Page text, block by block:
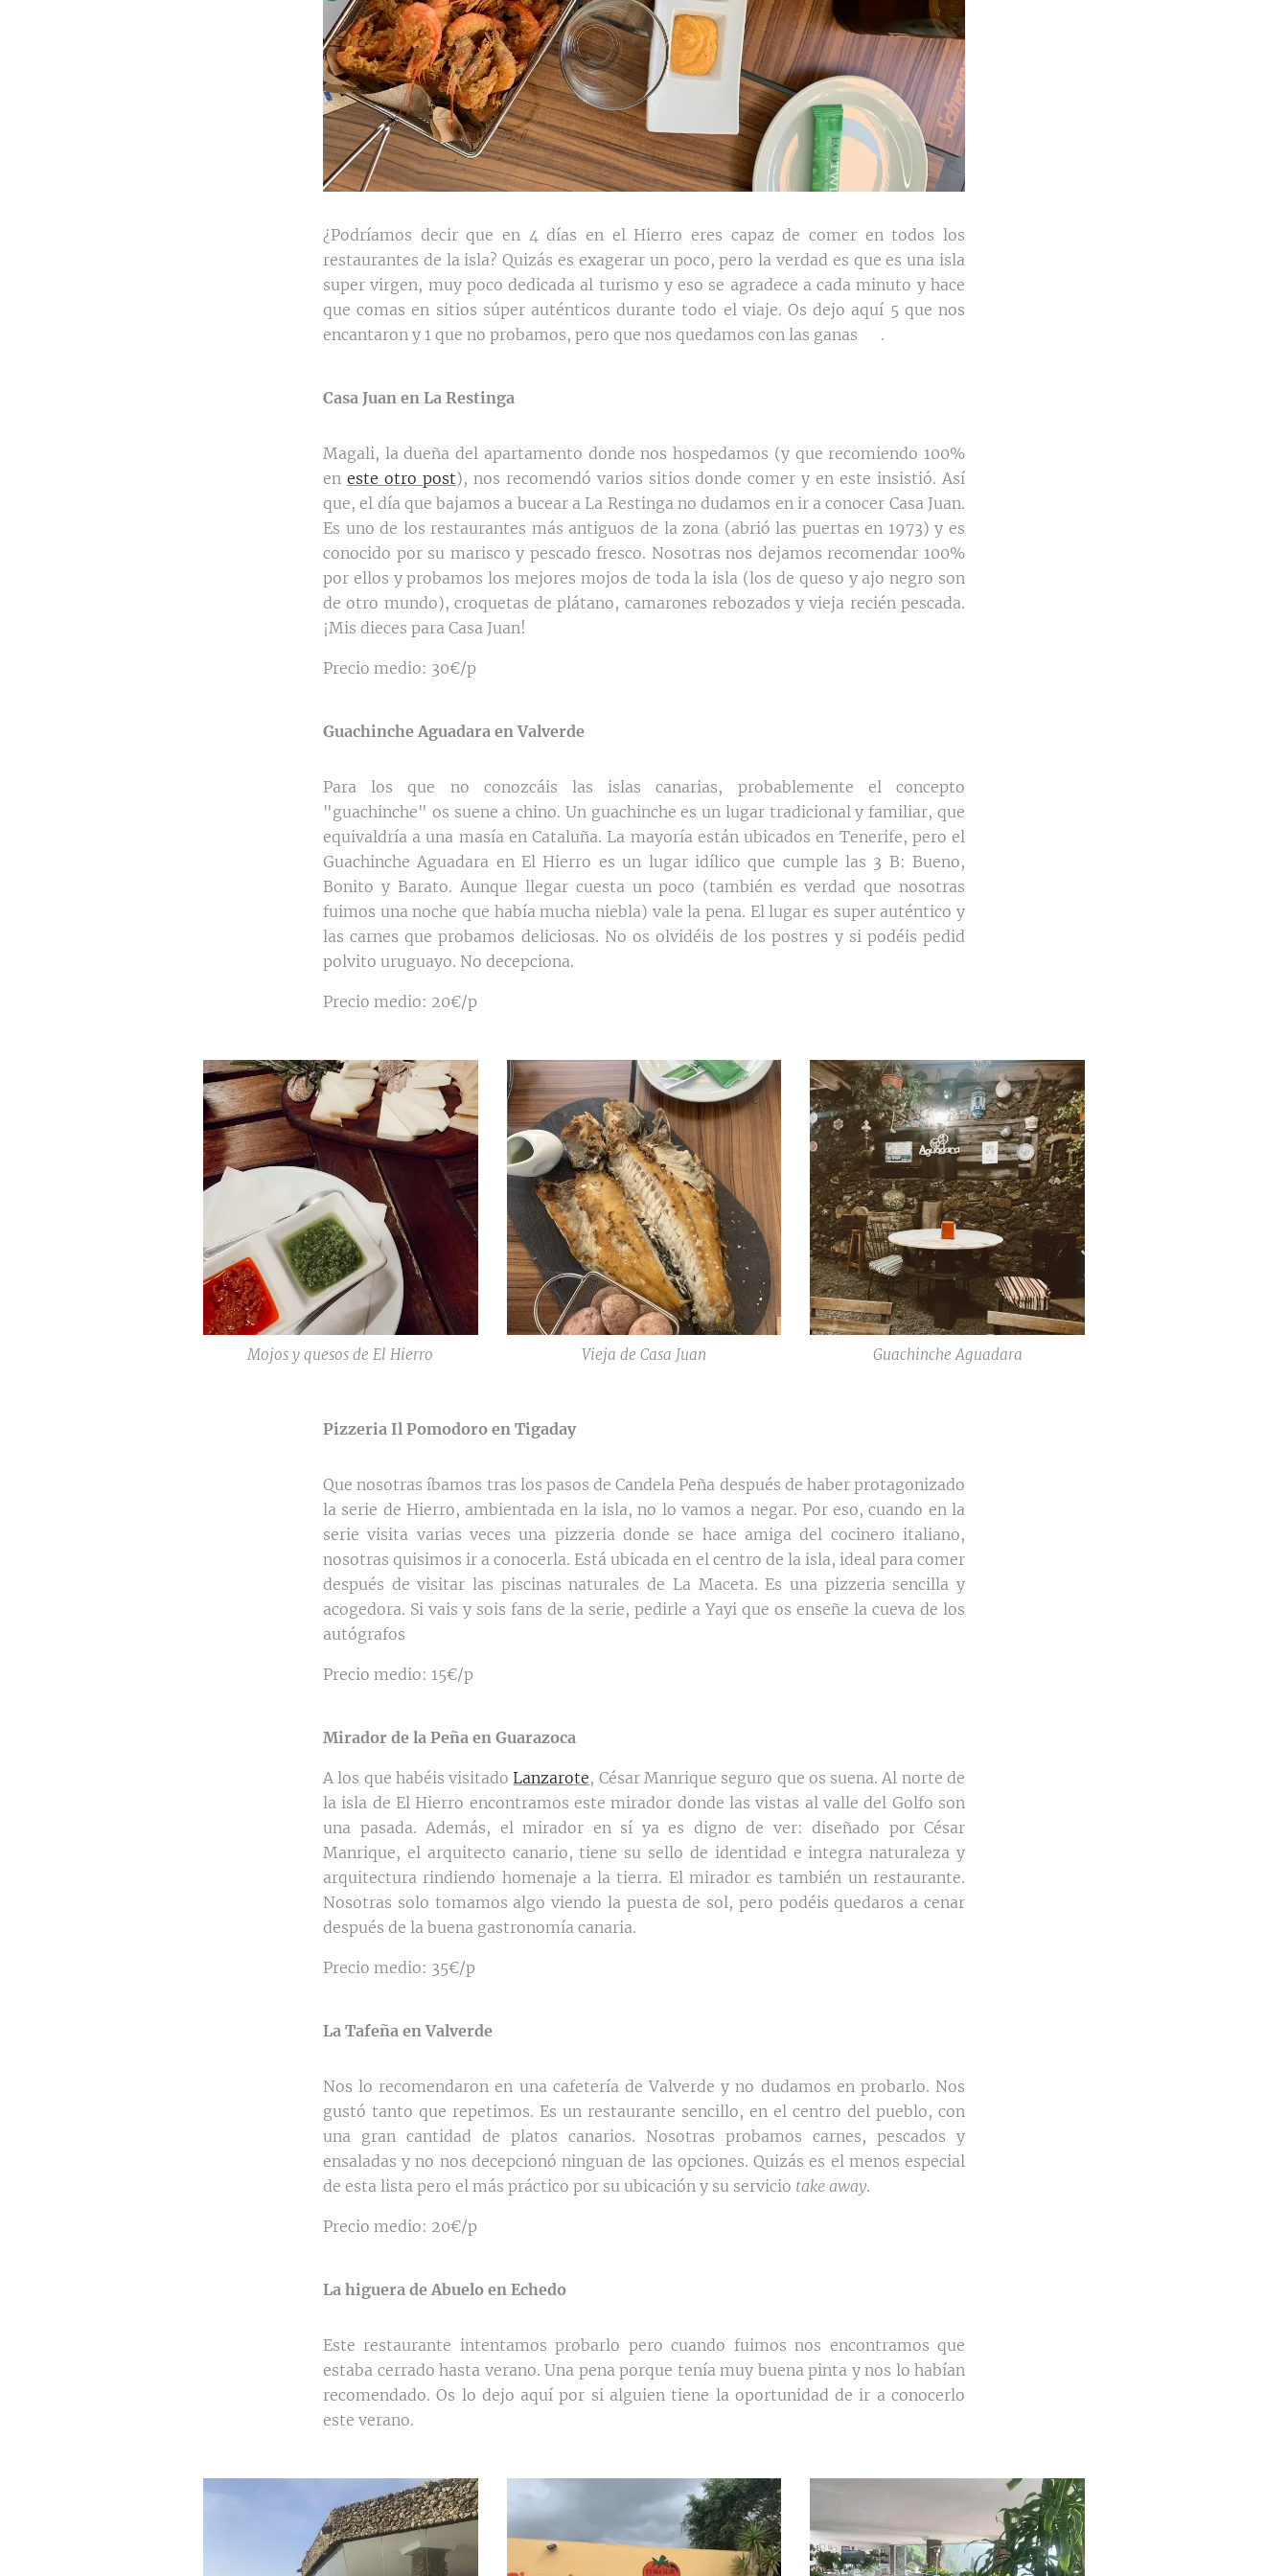
¿Podríamos decir que en 4 días en el Hierro eres capaz de comer en todos los
restaurantes de la isla? Quizás es exagerar un poco, pero la verdad es que es una isla
super virgen, muy poco dedicada al turismo y eso se agradece a cada minuto y hace
que comas en sitios súper auténticos durante todo el viaje. Os dejo aquí 5 que nos
encantaron y 1 que no probamos, pero que nos quedamos con las ganas 😊.
Casa Juan en La Restinga
Magali, la dueña del apartamento donde nos hospedamos (y que recomiendo 100%
en este otro post), nos recomendó varios sitios donde comer y en este insistió. Así
que, el día que bajamos a bucear a La Restinga no dudamos en ir a conocer Casa Juan.
Es uno de los restaurantes más antiguos de la zona (abrió las puertas en 1973) y es
conocido por su marisco y pescado fresco. Nosotras nos dejamos recomendar 100%
por ellos y probamos los mejores mojos de toda la isla (los de queso y ajo negro son
de otro mundo), croquetas de plátano, camarones rebozados y vieja recién pescada.
¡Mis dieces para Casa Juan!
Precio medio: 30€/p
Guachinche Aguadara en Valverde
Para los que no conozcáis las islas canarias, probablemente el concepto
"guachinche" os suene a chino. Un guachinche es un lugar tradicional y familiar, que
equivaldría a una masía en Cataluña. La mayoría están ubicados en Tenerife, pero el
Guachinche Aguadara en El Hierro es un lugar idílico que cumple las 3 B: Bueno,
Bonito y Barato. Aunque llegar cuesta un poco (también es verdad que nosotras
fuimos una noche que había mucha niebla) vale la pena. El lugar es super auténtico y
las carnes que probamos deliciosas. No os olvidéis de los postres y si podéis pedid
polvito uruguayo. No decepciona.
Precio medio: 20€/p
Mojos y quesos de El Hierro Vieja de Casa Juan Guachinche Aguadara
Pizzeria Il Pomodoro en Tigaday
Que nosotras íbamos tras los pasos de Candela Peña después de haber protagonizado
la serie de Hierro, ambientada en la isla, no lo vamos a negar. Por eso, cuando en la
serie visita varias veces una pizzeria donde se hace amiga del cocinero italiano,
nosotras quisimos ir a conocerla. Está ubicada en el centro de la isla, ideal para comer
después de visitar las piscinas naturales de La Maceta. Es una pizzeria sencilla y
acogedora. Si vais y sois fans de la serie, pedirle a Yayi que os enseñe la cueva de los
autógrafos 😉
Precio medio: 15€/p
Mirador de la Peña en Guarazoca
A los que habéis visitado Lanzarote, César Manrique seguro que os suena. Al norte de
la isla de El Hierro encontramos este mirador donde las vistas al valle del Golfo son
una pasada. Además, el mirador en sí ya es digno de ver: diseñado por César
Manrique, el arquitecto canario, tiene su sello de identidad e integra naturaleza y
arquitectura rindiendo homenaje a la tierra. El mirador es también un restaurante.
Nosotras solo tomamos algo viendo la puesta de sol, pero podéis quedaros a cenar
después de la buena gastronomía canaria.
Precio medio: 35€/p
La Tafeña en Valverde
Nos lo recomendaron en una cafetería de Valverde y no dudamos en probarlo. Nos
gustó tanto que repetimos. Es un restaurante sencillo, en el centro del pueblo, con
una gran cantidad de platos canarios. Nosotras probamos carnes, pescados y
ensaladas y no nos decepcionó ninguan de las opciones. Quizás es el menos especial
de esta lista pero el más práctico por su ubicación y su servicio take away.
Precio medio: 20€/p
La higuera de Abuelo en Echedo
Este restaurante intentamos probarlo pero cuando fuimos nos encontramos que
estaba cerrado hasta verano. Una pena porque tenía muy buena pinta y nos lo habían
recomendado. Os lo dejo aquí por si alguien tiene la oportunidad de ir a conocerlo
este verano.